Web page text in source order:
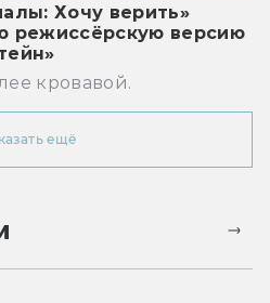
Хочу верить»
режиссёрскую версию
кровавой.
ещё